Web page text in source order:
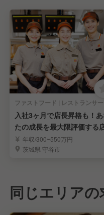
入社3ヶ月で店長昇格も！
たの成長を最大限評価する
運営年収/300~550万円
茨城県 守谷市
同じエリアの